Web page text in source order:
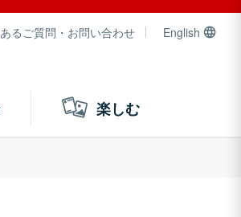
るご質問・お問い合わせ English
楽しむ